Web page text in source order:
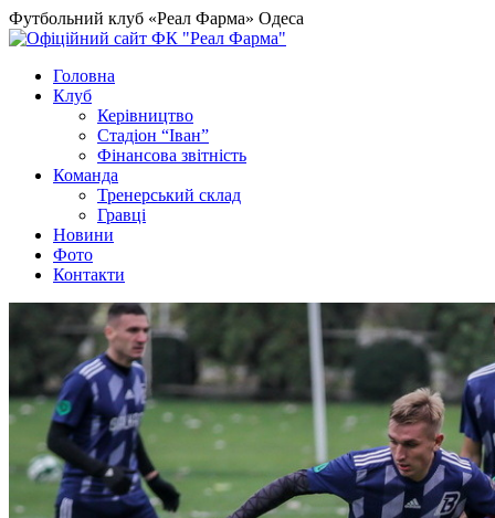
Футбольний клуб «Реал Фарма» Одеса
Головна
Клуб
Керівництво
Стадіон “Іван”
Фінансова звітність
Команда
Тренерський склад
Гравці
Новини
Фото
Контакти